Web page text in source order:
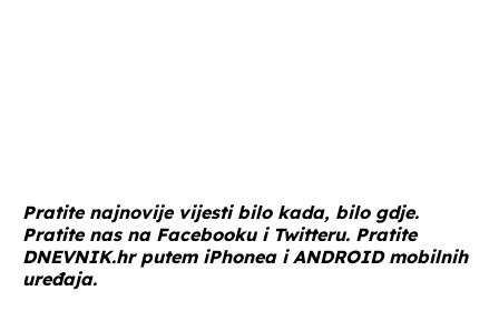
Pratite najnovije vijesti bilo kada, bilo gdje.
Pratite nas na Facebookui Twitteru. Pratite
DNEVNIK.hrputem iPhoneaiANDROIDmobilnih
uređaja.